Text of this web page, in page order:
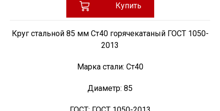
Купить
Круг стальной 85 мм Ст40 горячекатаный ГОСТ 1050-
2013
Марка стали: Ст40
Диаметр: 85